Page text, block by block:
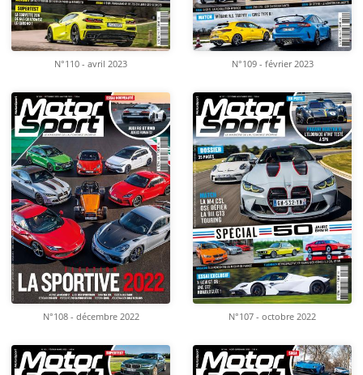
N°110 - avril 2023 N°109 - février 2023
N°108 - décembre 2022 N°107 - octobre 2022